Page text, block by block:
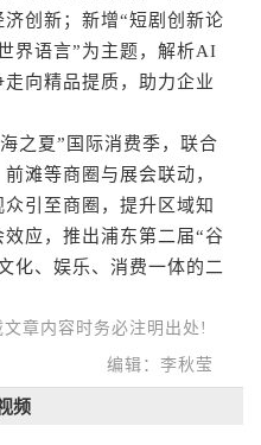
创新；新增“短剧创新论
界语言”为主题，解析AI
向精品提质，助力企业
夏”国际消费季，联合
滩等商圈与展会联动，
引至商圈，提升区域知
应，推出浦东第二届“谷
化、娱乐、消费一体的二
文章内容时务必注明出处!
编辑：李秋莹
频